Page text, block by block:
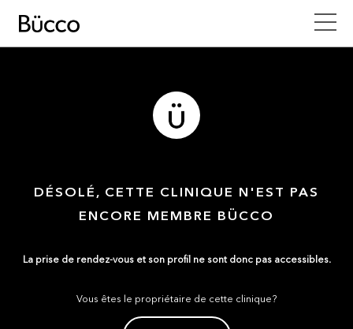
DÉSOLÉ, CETTE CLINIQUE N'EST PAS
ENCORE MEMBRE BÜCCO
La prise de rendez-vous et son profil ne sont donc pas accessibles.
Vous êtes le propriétaire de cette clinique?